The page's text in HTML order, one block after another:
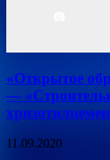
«Открытое
—
11.09.2020